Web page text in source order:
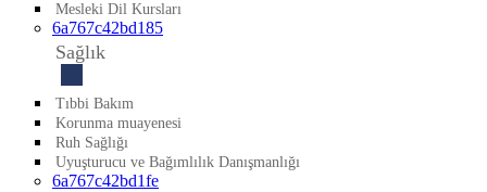
Mesleki Dil Kursları
6a767c42bd185
Sağlık
Tıbbi Bakım
Korunma muayenesi
Ruh Sağlığı
Uyuşturucu ve Bağımlılık Danışmanlığı
6a767c42bd1fe